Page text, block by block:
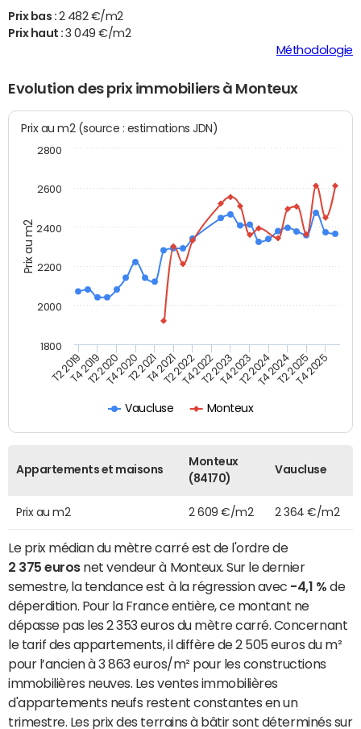
Prix bas : 2 482 €/m2
Prix haut :3 049 €/m2
Méthodologie
Evolution des prix immobiliers à Monteux
Prix au m2
Prix au m2 (source : estimations JDN)
Vaucluse Monteux
T2 2019T4 2019T2 2020T4 2020T2 2021T4 2021T2 2022T4 2022T2 2023T4 2023T2 2024T4 2024T2 2025T4 2025
1800
2000
2200
2400
2600
2800
Appartements et maisons
Monteux
(84170)
Vaucluse
Prix au m2 2 609 €/m2 2 364 €/m2
Le prix médian du mètre carré est de l'ordre de
2 375 eurosnet vendeur à Monteux. Sur le dernier
semestre, la tendance est à la régression avec -4,1 % de
déperdition. Pour la France entière, ce montant ne
dépasse pas les 2 353 euros du mètre carré. Concernant
le tarif des appartements, il diffère de 2 505 euros du m²
pour l’ancien à 3 863 euros/m² pour les constructions
immobilières neuves. Les ventes immobilières
d'appartements neufs restent constantes en un
trimestre. Les prix des terrains à bâtir sont déterminés sur